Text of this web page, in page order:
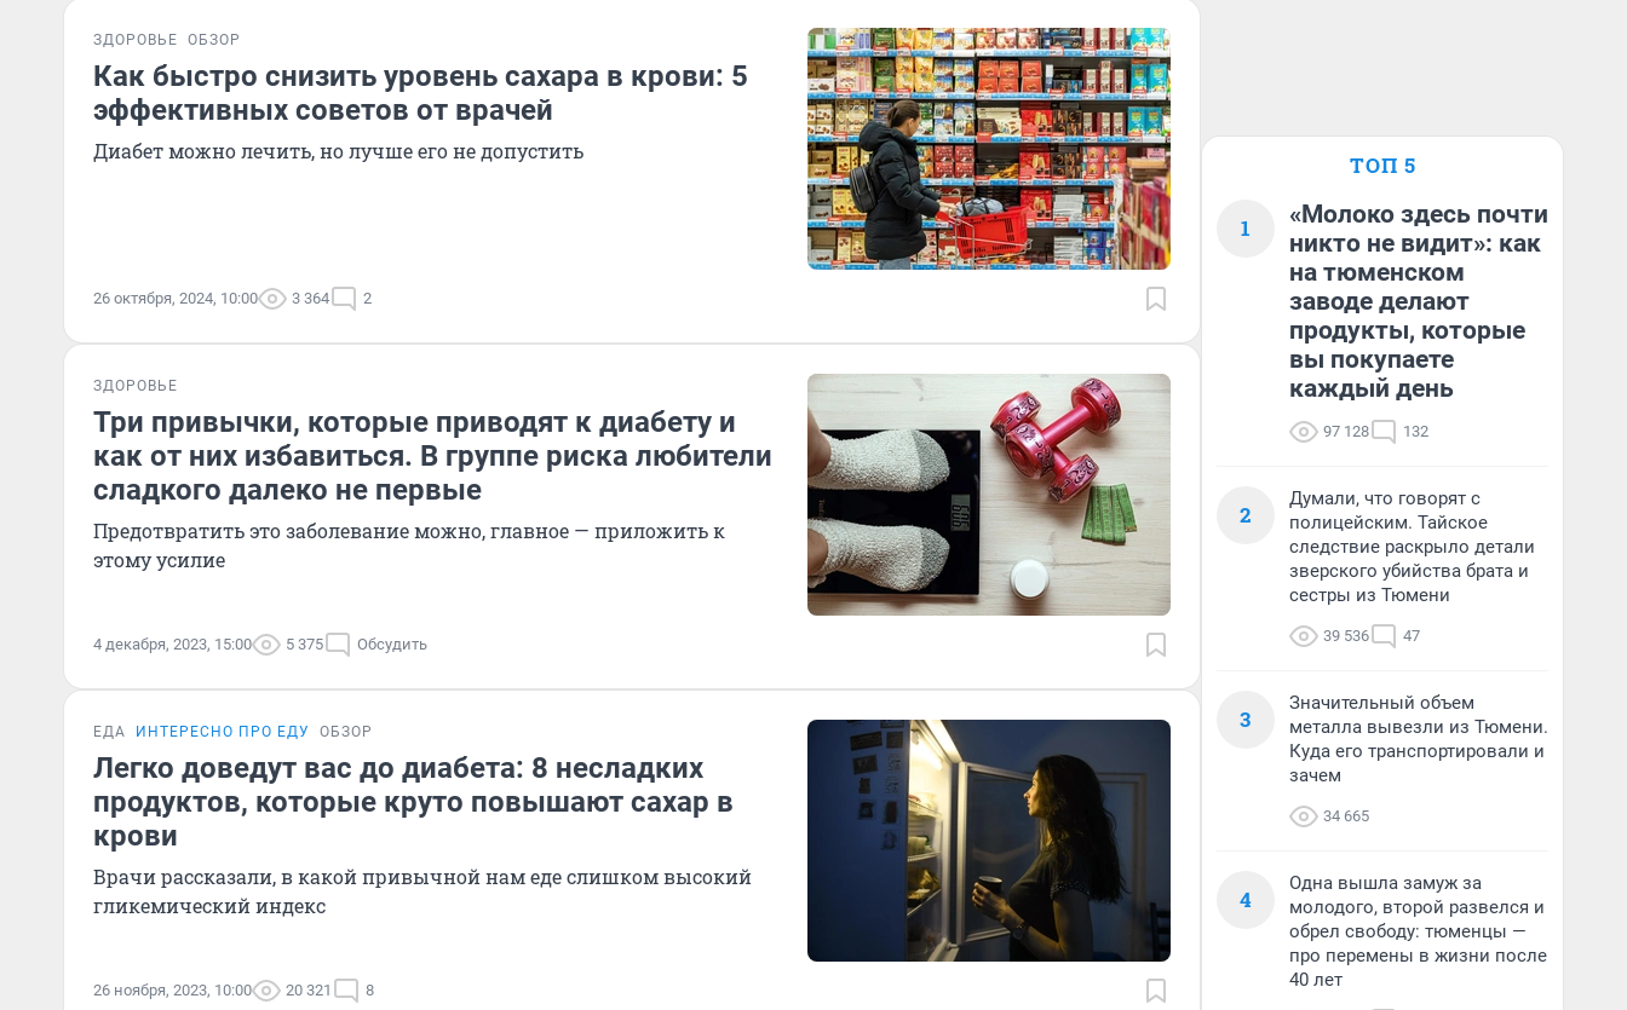
ЗДОРОВЬЕ ОБЗОР
Как быстро снизить уровень сахара в крови: 5
эффективных советов от врачей
Диабет можно лечить, но лучше его не допустить
26 октября, 2024, 10:00 3 364 2
ЗДОРОВЬЕ
Три привычки, которые приводят к диабету и
как от них избавиться. В группе риска любители
сладкого далеко не первые
Предотвратить это заболевание можно, главное — приложить к
этому усилие
4 декабря, 2023, 15:00 5 375 Обсудить
ЕДА ИНТЕРЕСНО ПРО ЕДУ ОБЗОР
Легко доведут вас до диабета: 8 несладких
продуктов, которые круто повышают сахар в
крови
Врачи рассказали, в какой привычной нам еде слишком высокий
гликемический индекс
26 ноября, 2023, 10:00 20 321 8
ТОП 5
1
«Молоко здесь почти
никто не видит»: как
на тюменском
заводе делают
продукты, которые
вы покупаете
каждый день
97 128 132
2
Думали, что говорят с
полицейским. Тайское
следствие раскрыло детали
зверского убийства брата и
сестры из Тюмени
39 536 47
3
Значительный объем
металла вывезли из Тюмени.
Куда его транспортировали и
зачем
34 665
4
Одна вышла замуж за
молодого, второй развелся и
обрел свободу: тюменцы —
про перемены в жизни после
40 лет